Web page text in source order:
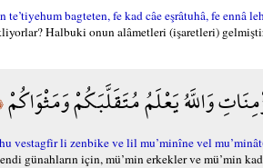
bagteten, fe kad câe eşrâtuhâ, fe ennâ
Halbuki onun alâmetleri (işaretleri)
وَاللَّهُ يَعْلَمُ مُتَقَلَّبَكُمْ وَمَثْوَاكُمْ
li zenbike ve lil mu’minîne vel
günahların için, mü’min erkekler ve